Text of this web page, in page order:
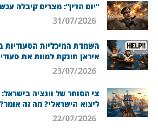
“יום הדין”: מצרים קיבלה
השמדת המיכליות הסעודיות
איראן חונקת למוות את
צי הסוחר של וונציה
ליצוא הישראלי? מה זה אומר?